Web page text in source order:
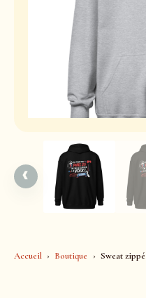
Accueil Boutique Sweat
‹